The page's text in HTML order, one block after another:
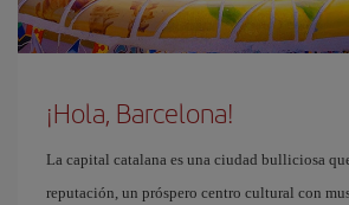
¡Hola, Barcelona!
La capital catalana es una ciudad bulliciosa
reputación, un próspero centro cultural con